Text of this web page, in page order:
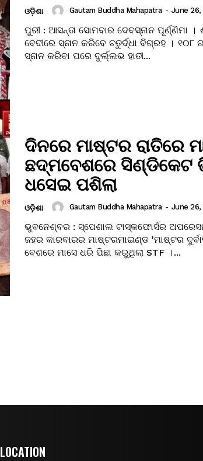
ଓଡ଼ିଶା Gautam Buddha Mahapatra - June 26,
ପୁରୀ : ଆସନ୍ତା ସୋମବାର ଦେବସ୍ନାନ ପୂର୍ଣ୍ଣିମା ।
ବେଦୀରେ ସ୍ନାନ କରିବେ ଚତୁର୍ଦ୍ଧା ବିଗ୍ରହ । ୧୦୮
ସ୍ନାନ କରିବା ପରେ ଦୁର୍ଲ୍ଲଭ ହାତୀ...
ଦିନରେ ମାଷ୍ଟର ରାତିରେ
ଛଦ୍ମବେଶରେ ସିଣ୍ଡିକେଟ
ଧସେଇ ପଶିଲା
ଓଡ଼ିଶା Gautam Buddha Mahapatra - June 26,
ଭୁବନେଶ୍ବର : ସ୍ପେଶାଲ ଟାସ୍କଫୋର୍ସର
ଜହର କାରବାରର ମାଷ୍ଟରମାଇଣ୍ଡ 'ମାଷ୍ଟର
ବେଶରେ ମାସେ ଧରି ପିଛା କରୁଥିଲା STF ।...
LOCATION